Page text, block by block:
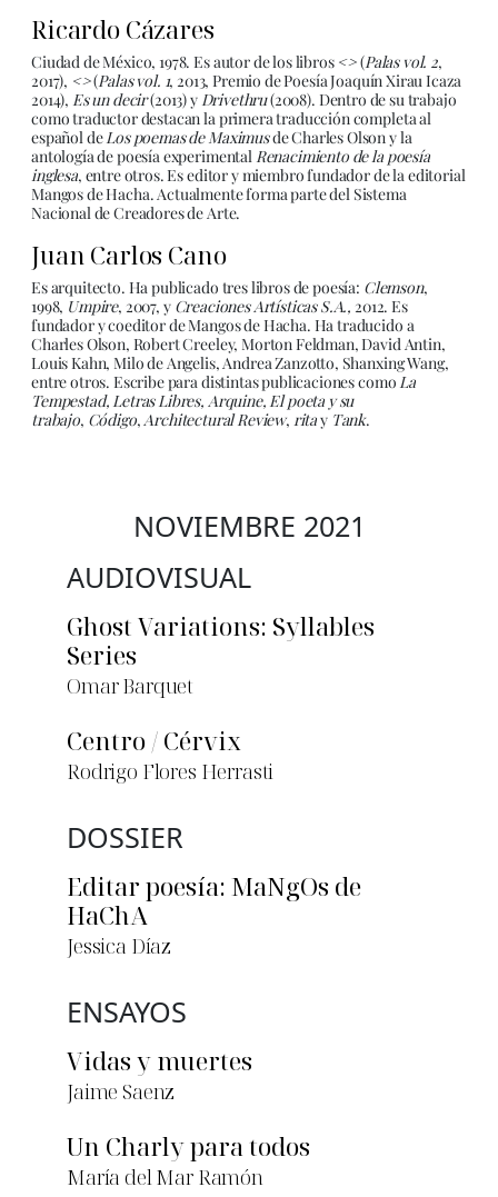
Ricardo Cázares
Ciudad de México, 1978. Es autor de los libros <>(Palas vol. 2,
2017), <>(Palas vol. 1, 2013, Premio de Poesía Joaquín Xirau Icaza
2014), Es un decir(2013) yDrivethru(2008). Dentro de su trabajo
como traductor destacan la primera traducción completa al
español deLos poemas de Maximusde Charles Olson y la
antología de poesía experimentalRenacimiento de la poesía
inglesa, entre otros. Es editor y miembro fundador de la editorial
Mangos de Hacha. Actualmente forma parte del Sistema
Nacional de Creadores de Arte.
Juan Carlos Cano
Es arquitecto. Ha publicado tres libros de poesía: Clemson,
1998, Umpire, 2007, y Creaciones Artísticas S.A., 2012. Es
fundador y coeditor de Mangos de Hacha. Ha traducido a
Charles Olson, Robert Creeley, Morton Feldman, David Antin,
Louis Kahn, Milo de Angelis, Andrea Zanzotto, Shanxing Wang,
entre otros. Escribe para distintas publicaciones comoLa
Tempestad, Letras Libres, Arquine, El poeta y su
trabajo, Código,Architectural Review, ritay Tank.
NOVIEMBRE 2021
AUDIOVISUAL
Ghost Variations: Syllables
Series
Omar Barquet
Centro / Cérvix
Rodrigo Flores Herrasti
DOSSIER
Editar poesía: MaNgOs de
HaChA
Jessica Díaz
ENSAYOS
Vidas y muertes
Jaime Saenz
Un Charly para todos
María del Mar Ramón